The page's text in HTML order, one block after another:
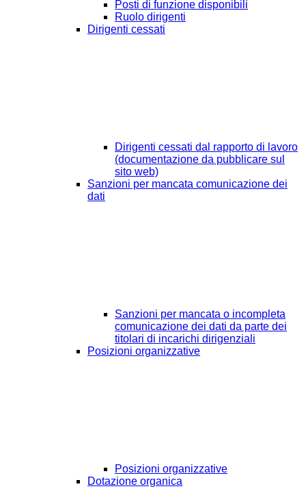
Posti di funzione disponibili
Ruolo dirigenti
Dirigenti cessati
Dirigenti cessati dal rapporto di lavoro
(documentazione da pubblicare sul
sito web)
Sanzioni per mancata comunicazione dei
dati
Sanzioni per mancata o incompleta
comunicazione dei dati da parte dei
titolari di incarichi dirigenziali
Posizioni organizzative
Posizioni organizzative
Dotazione organica